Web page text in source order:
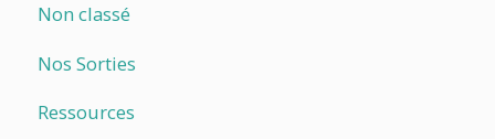
Non classé
Nos Sorties
Ressources